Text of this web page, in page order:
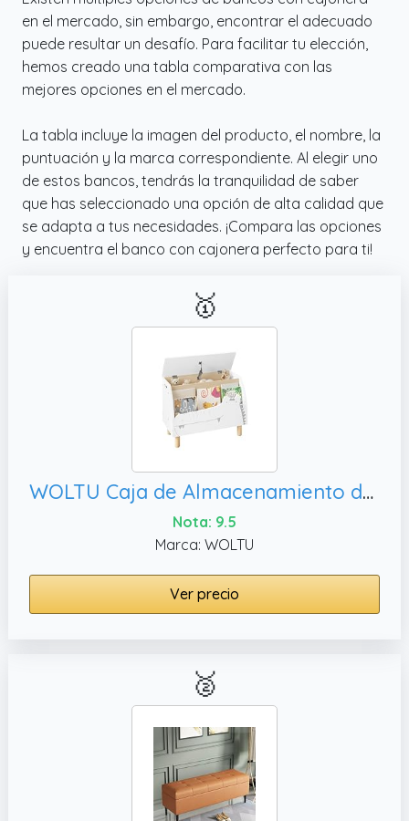
en el mercado, sin embargo, encontrar el adecuado
puede resultar un desafío. Para facilitar tu elección,
hemos creado una tabla comparativa con las
mejores opciones en el mercado.
La tabla incluye la imagen del producto, el nombre, la
puntuación y la marca correspondiente. Al elegir uno
de estos bancos, tendrás la tranquilidad de saber
que has seleccionado una opción de alta calidad que
se adapta a tus necesidades. ¡Compara las opciones
y encuentra el banco con cajonera perfecto para ti!
🥇
WOLTU Caja de Almacenamiento de Juguetes, 60x30x44 cm
Nota: 9.5
Marca: WOLTU
Ver precio
🥈